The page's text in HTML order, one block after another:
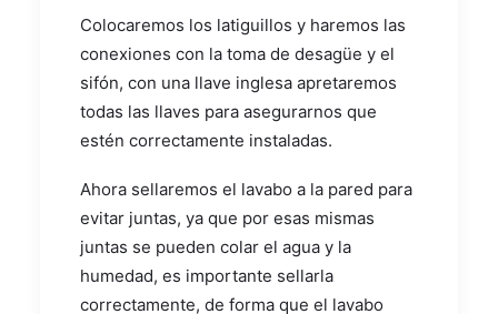
Colocaremos los latiguillos y haremos las
conexiones con la toma de desagüe y el
sifón, con una llave inglesa apretaremos
todas las llaves para asegurarnos que
estén correctamente instaladas.
Ahora sellaremos el lavabo a la pared para
evitar juntas, ya que por esas mismas
juntas se pueden colar el agua y la
humedad, es importante sellarla
correctamente, de forma que el lavabo